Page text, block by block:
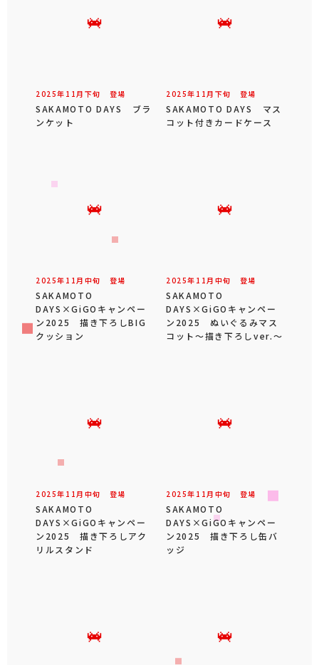
2025年 11 月 下旬 登場
SAKAMOTO DAYS ブラ
ンケット
2025年 11 月 下旬 登場
SAKAMOTO DAYS マス
コット付きカードケース
2025年 11 月 中旬 登場
SAKAMOTO
DAYS×GiGOキャンペー
ン2025 描き下ろしBIG
クッション
2025年 11 月 中旬 登場
SAKAMOTO
DAYS×GiGOキャンペー
ン2025 ぬいぐるみマス
コット～描き下ろしver.～
2025年 11 月 中旬 登場
SAKAMOTO
DAYS×GiGOキャンペー
ン2025 描き下ろしアク
リルスタンド
2025年 11 月 中旬 登場
SAKAMOTO
DAYS×GiGOキャンペー
ン2025 描き下ろし缶バ
ッジ